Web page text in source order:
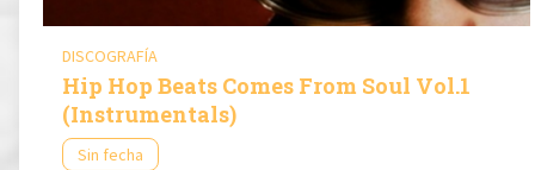
DISCOGRAFÍA
Hip Hop Beats Comes From Soul Vol.1
(Instrumentals)
Sin fecha